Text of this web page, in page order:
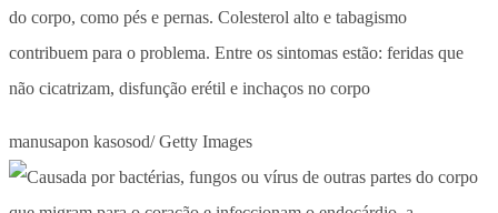
do corpo, como pés e pernas. Colesterol alto e tabagismo
contribuem para o problema. Entre os sintomas estão: feridas que
não cicatrizam, disfunção erétil e inchaços no corpo
manusapon kasosod/ Getty Images